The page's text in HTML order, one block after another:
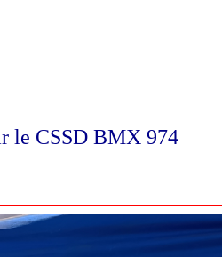
le CSSD BMX 974